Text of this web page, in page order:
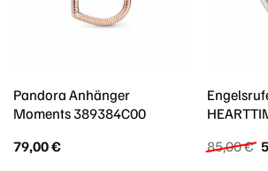
Pandora Anhänger
Moments 389384C00
79,00€
85,00€